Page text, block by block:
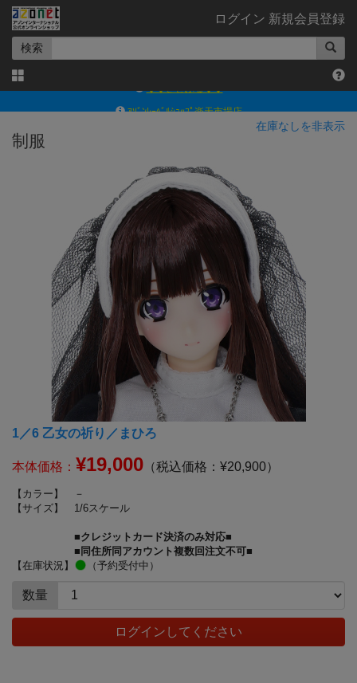
ログイン 新規会員登録
検索
よくあるご質問（Q&A）
◆◆さとふる◆◆
在庫なしを非表示
制服
1／6 乙女の祈り／まひろ
本体価格： ¥19,000 （税込価格：¥20,900）
【カラー】
－
【サイズ】
1/6スケール
■クレジットカード決済のみ対応■
■同住所同アカウント複数回注文不可■
【在庫状況】
（予約受付中）
数量
ログインしてください